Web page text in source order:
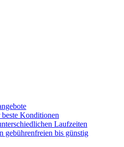
Konditionen
Laufzeiten
gebührenfreien bis günstig